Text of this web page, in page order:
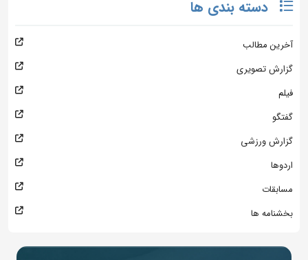
دسته بندی ها
آخرین مطالب
گزارش تصویری
فیلم
گفتگو
گزارش ورزشی
اردوها
مسابقات
بخشنامه ها